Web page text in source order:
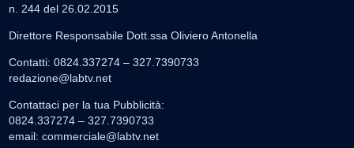
n. 244 del 26.02.2015
Direttore Responsabile Dott.ssa Oliviero Antonella
Contatti: 0824.337274 – 327.7390733
redazione@labtv.net
Contattaci per la tua Pubblicità:
0824.337274 – 327.7390733
email: commerciale@labtv.net